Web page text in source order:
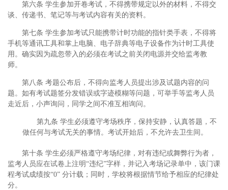
第六条 学生参加开卷考试，不得携带规定以外的材料，不得交
谈、传递书、笔记等与考试内容有关的资料。
第七条 学生参加考试只能携带计时功能的指针类手表，不得将
手机等通讯工具和掌上电脑、电子辞典等电子设备作为计时工具使
用。确实因为疏忽带入的必须在考试之前关闭电源并交给监考教
师。
第八条 考题公布后，不得向监考人员提出涉及试题内容的问
题。如有考试题签分发错误或字迹模糊等问题，可举手等监考人员
走近后，小声询问，同学之间不准互相询问。
第九条 学生必须遵守考场秩序，保持安静，认真答题，不
做任何与考试无关的事情。考试开始后，不允许去卫生间。
第十条 学生必须严格遵守考场纪律，对有违纪或舞弊行为者，
监考人员应在试卷上注明“违纪”字样，并记入考场记录单中，该门课
程考试成绩按“0” 分计载；同时，学校将根据情节给予相应的纪律处
分。